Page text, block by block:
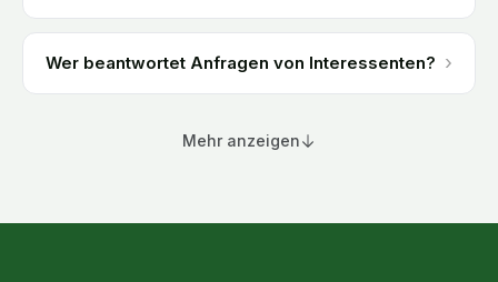
Wer beantwortet Anfragen von Interessenten? ›
Mehr anzeigen